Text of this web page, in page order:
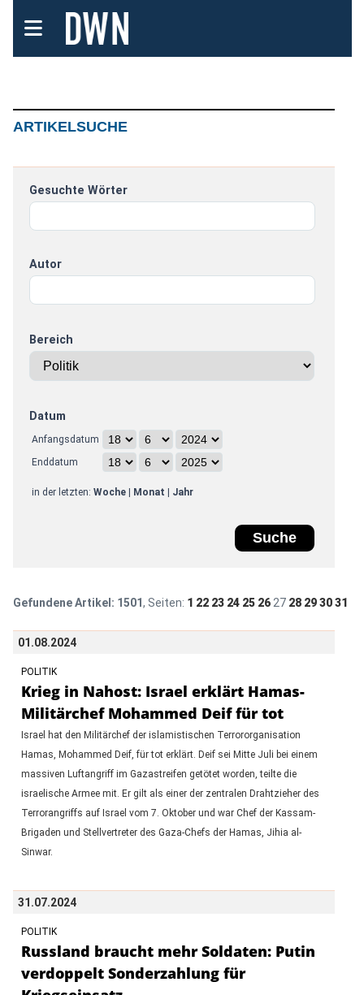
ARTIKELSUCHE
Gesuchte Wörter
Autor
Bereich
Datum
Anfangsdatum
Enddatum
in der letzten: Woche| Monat Jahr
Gefundene Artikel: 1501, Seiten: 1 22 23 24 25 26 27 28 29 30 31
01.08.2024
POLITIK
Krieg in Nahost: Israel erklärt Hamas-
Militärchef Mohammed Deif für tot
Israel hat den Militärchef der islamistischen Terrororganisation
Hamas, Mohammed Deif, für tot erklärt. Deif sei Mitte Juli bei einem
massiven Luftangriff im Gazastreifen getötet worden, teilte die
israelische Armee mit. Er gilt als einer der zentralen Drahtzieher des
Terrorangriffs auf Israel vom 7. Oktober und war Chef der Kassam-
Brigaden und Stellvertreter des Gaza-Chefs der Hamas, Jihia al-
Sinwar.
31.07.2024
POLITIK
Russland braucht mehr Soldaten: Putin
verdoppelt Sonderzahlung für